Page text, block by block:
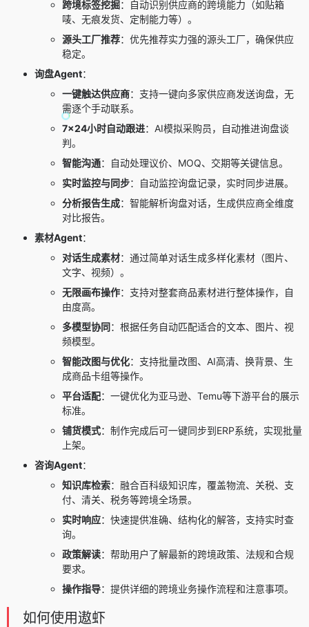
跨境标签挖掘：自动识别供应商的跨境能力（如贴箱
唛、无痕发货、定制能力等）。
源头工厂推荐：优先推荐实力强的源头工厂，确保供应
稳定。
询盘Agent：
一键触达供应商：支持一键向多家供应商发送询盘，无
需逐个手动联系。
7×24小时自动跟进：AI模拟采购员，自动推进询盘谈
判。
智能沟通：自动处理议价、MOQ、交期等关键信息。
实时监控与同步：自动监控询盘记录，实时同步进展。
分析报告生成：智能解析询盘对话，生成供应商全维度
对比报告。
素材Agent：
对话生成素材：通过简单对话生成多样化素材（图片、
文字、视频）。
无限画布操作：支持对整套商品素材进行整体操作，自
由度高。
多模型协同：根据任务自动匹配适合的文本、图片、视
频模型。
智能改图与优化：支持批量改图、AI高清、 换背景、生
成商品卡组等操作。
平台适配：一键优化为亚马逊、Temu等下游平台的展示
标准。
铺货模式：制作完成后可一键同步到ERP系统，实现批量
上架。
咨询Agent：
知识库检索：融合百科级知识库，覆盖物流、关税、支
付、清关、税务等跨境全场景。
实时响应：快速提供准确、结构化的解答，支持实时查
询。
政策解读：帮助用户了解最新的跨境政策、法规和合规
要求。
操作指导：提供详细的跨境业务操作流程和注意事项。
如何使用遨虾